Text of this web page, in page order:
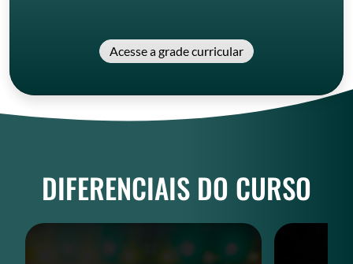
DIFERENCIAIS DO CURSO
Acesse a grade curricular